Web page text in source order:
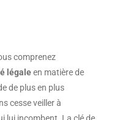
comprenez
légaleen matière de
de plus en plus
cesse veiller à